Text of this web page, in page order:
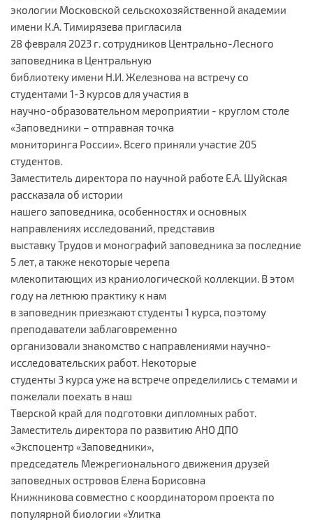
экологии Московской сельскохозяйственной академии
имени К.А. Тимирязева пригласила
28 февраля 2023 г. сотрудников Центрально-Лесного
заповедника в Центральную
библиотеку имени Н.И. Железнова на встречу со
студентами 1-3 курсов для участия в
научно-образовательном мероприятии - круглом столе
«Заповедники – отправная точка
мониторинга России». Всего приняли участие 205
студентов.
Заместитель директора по научной работе Е.А. Шуйская
рассказала об истории
нашего заповедника, особенностях и основных
направлениях исследований, представив
выставку Трудов и монографий заповедника за последние
5 лет, а также некоторые черепа
млекопитающих из краниологической коллекции. В этом
году на летнюю практику к нам
в заповедник приезжают студенты 1 курса, поэтому
преподаватели заблаговременно
организовали знакомство с направлениями научно-
исследовательских работ. Некоторые
студенты 3 курса уже на встрече определились с темами и
пожелали поехать в наш
Тверской край для подготовки дипломных работ.
Заместитель директора по развитию АНО ДПО
«Экспоцентр «Заповедники»,
председатель Межрегионального движения друзей
заповедных островов Елена Борисовна
Книжникова совместно с координатором проекта по
популярной биологии «Улитка